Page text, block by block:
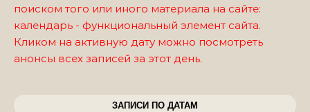
поиском того или иного материала на сайте:
календарь - функциональный элемент сайта.
Кликом на активную дату можно посмотреть
анонсы всех записей за этот день.
ЗАПИСИ ПО ДАТАМ